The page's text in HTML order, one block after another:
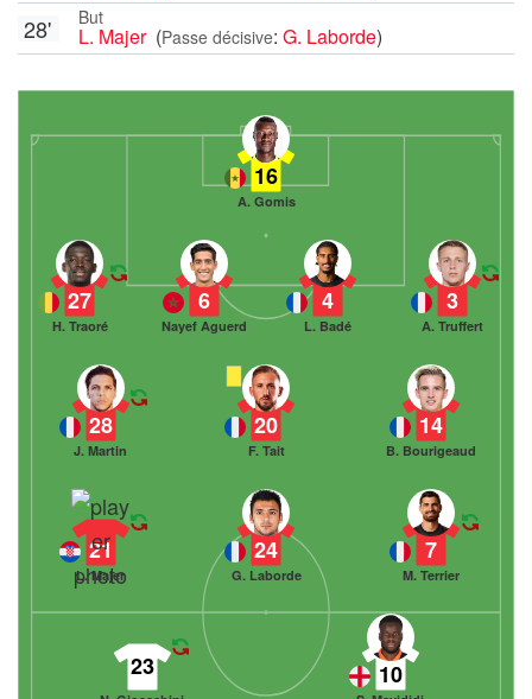
But
L. Majer (Passe décisive: G. Laborde)
28'
16
A. Gomis
3
A. Truffert
4
L. Badé
6
Nayef Aguerd
27
H. Traoré
14
B. Bourigeaud
20
F. Tait
28
J. Martin
7
M. Terrier
24
G. Laborde
21
L. Majer
23 10